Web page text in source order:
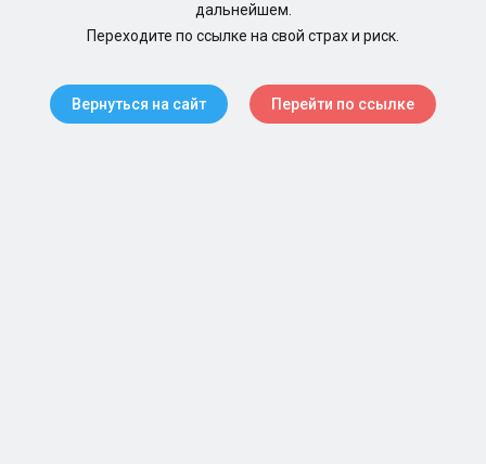
дальнейшем.
Переходите по ссылке на свой страх и риск.
Вернуться на сайт Перейти по ссылке